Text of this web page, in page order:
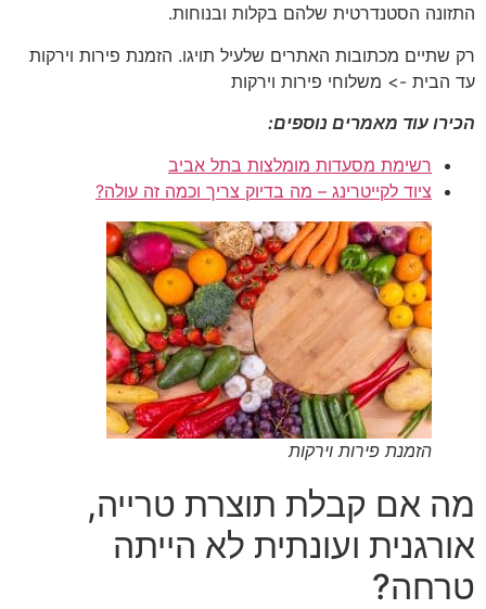
התזונה הסטנדרטית שלהם בקלות ובנוחות.
רק שתיים מכתובות האתרים שלעיל תויגו. הזמנת פירות וירקות
עד הבית -> משלוחי פירות וירקות
הכירו עוד מאמרים נוספים:
רשימת מסעדות מומלצות בתל אביב
ציוד לקייטרינג – מה בדיוק צריך וכמה זה עולה?
הזמנת פירות וירקות
מה אם קבלת תוצרת טרייה,
אורגנית ועונתית לא הייתה
טרחה?